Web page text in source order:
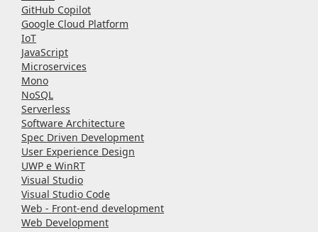
GitHub Copilot
Google Cloud Platform
IoT
JavaScript
Microservices
Mono
NoSQL
Serverless
Software Architecture
Spec Driven Development
User Experience Design
UWP e WinRT
Visual Studio
Visual Studio Code
Web - Front-end development
Web Development